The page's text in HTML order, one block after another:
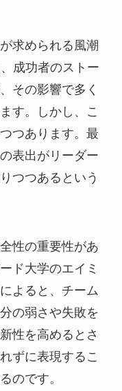
求められる風潮
成功者のストー
その影響で多く
す。しかし、こ
つあります。最
表出がリーダー
つつあるという
性の重要性があ
ド大学のエイミ
よると、チーム
の弱さや失敗を
性を高めるとさ
ずに表現するこ
のです。